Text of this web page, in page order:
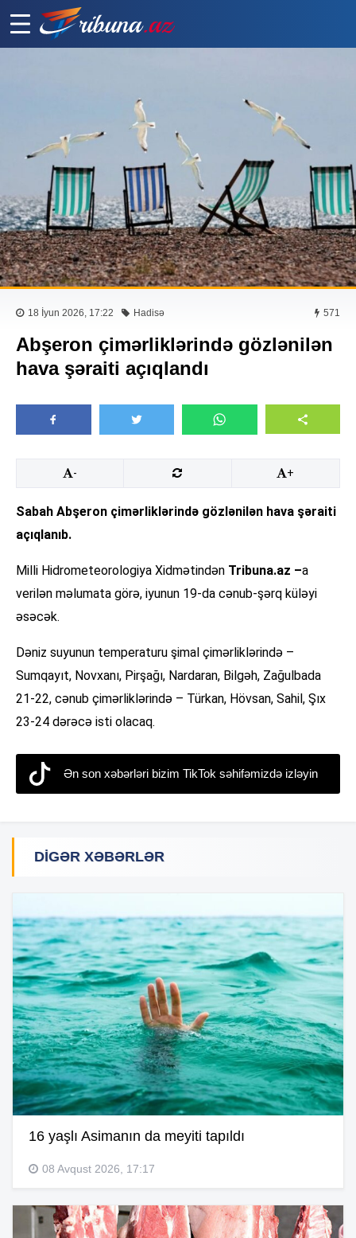
18 İyun 2026, 17:22 Hadisə 571
Abşeron çimərliklərində gözlənilən
hava şəraiti açıqlandı
- +
Sabah Abşeron çimərliklərində gözlənilən hava şəraiti
açıqlanıb.
Milli Hidrometeorologiya Xidmətindən Tribuna.az –a
verilən məlumata görə, iyunun 19-da cənub-şərq küləyi
əsəcək.
Dəniz suyunun temperaturu şimal çimərliklərində –
Sumqayıt, Novxanı, Pirşağı, Nardaran, Bilgəh, Zağulbada
21-22, cənub çimərliklərində – Türkan, Hövsan, Sahil, Şıx
23-24 dərəcə isti olacaq.
Ən son xəbərləri bizim TikTok səhifəmizdə izləyin
DIGƏR XƏBƏRLƏR
16 yaşlı Asimanın da meyiti tapıldı
08 Avqust 2026, 17:17